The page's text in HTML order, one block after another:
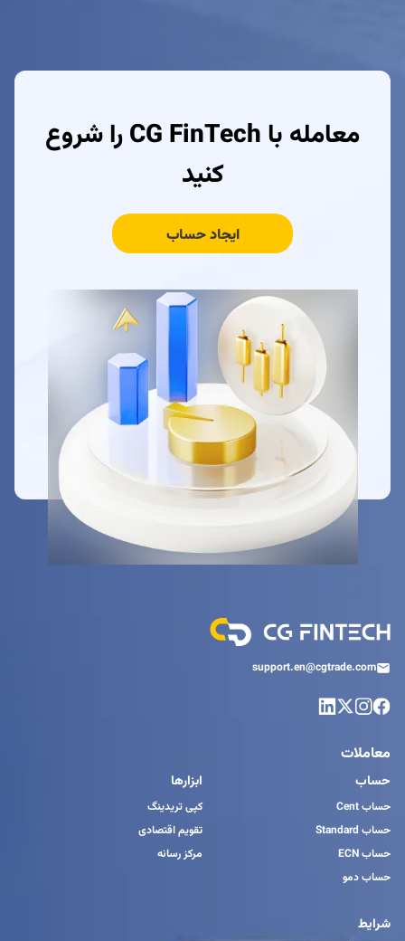
معامله با CG FinTech را شروع
کنید
ایجاد حساب
support.en@cgtrade.com
معاملات
حساب
حساب Cent
حساب Standard
حساب ECN
حساب دمو
شرایط
ابزارها
کپی تریدینگ
تقویم اقتصادی
مرکز رسانه